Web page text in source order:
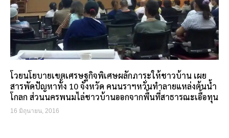
โวยนโยบายเขตเศรษฐกิจพิเศษผลักภาระให้ชาวบ้าน เผย
สารพัดปัญหาทั้ง 10 จังหวัด คนนราฯหวั่นทำลายแหล่งต้นน้ำ
โกลก ส่วนนครพนมไล่ชาวบ้านออกจากพื้นที่สาธารณะเอื้อทุน
16 มิถุนายน, 2016